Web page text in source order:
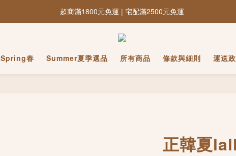
超商滿1800元免運 | 宅配滿2500元免運
Spring春 Summer夏季選品 所有商品 條款與細則 運送
正韓夏